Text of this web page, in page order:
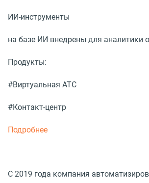
ИИ-инструменты
на базе ИИ внедрены для аналитики
Продукты:
#Виртуальная АТС
#Контакт-центр
Подробнее
С 2019 года компания